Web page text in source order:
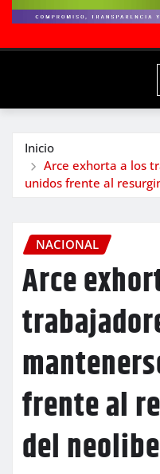
Inicio
Arce exhorta a los
unidos frente al
NACIONAL
Arce
frente al
del